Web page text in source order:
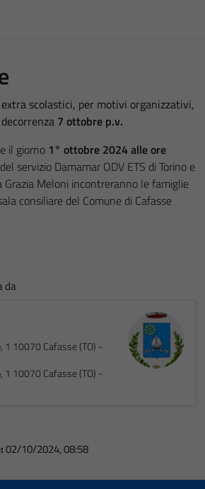
scolastici, per motivi organizzativi,
7 ottobre p.v.
il giorno 1° ottobre 2024 alle ore
servizio Damamar ODV ETS di Torino e
Grazia Meloni incontreranno le famiglie
consiliare del Comune di Cafasse
da
1 10070 Cafasse (TO) -
1 10070 Cafasse (TO) -
02/10/2024, 08:58